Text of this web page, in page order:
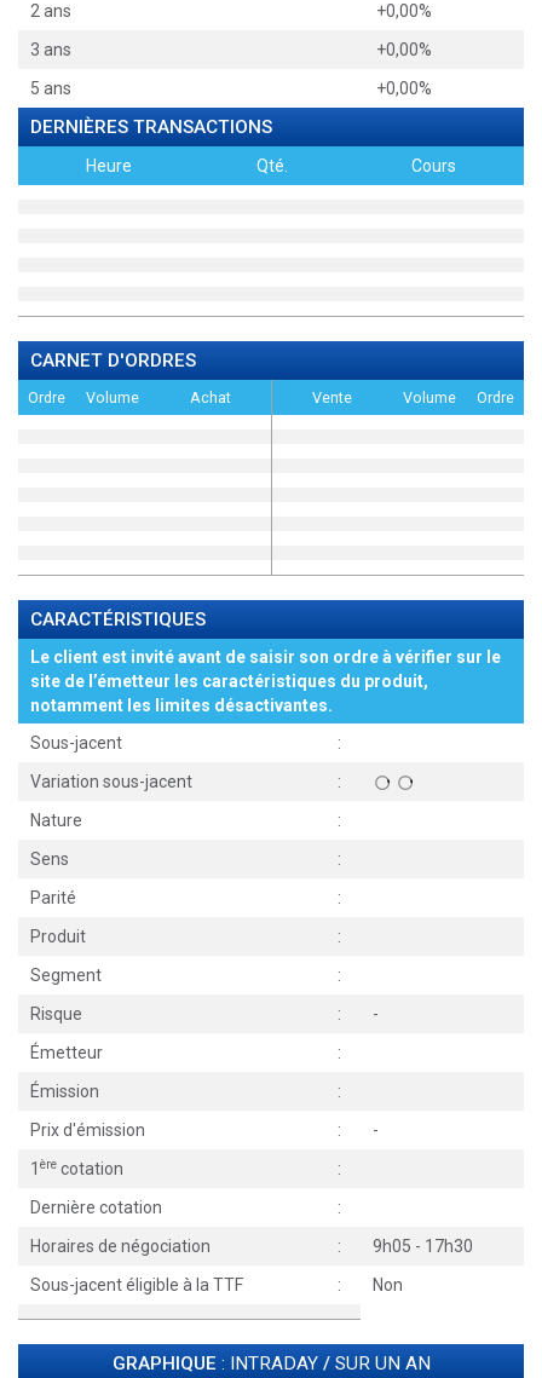
2 ans
+0,00%
3 ans
+0,00%
5 ans
+0,00%
DERNIÈRES TRANSACTIONS
Heure Qté. Cours
CARNET D'ORDRES
Ordre Volume Achat Vente Volume Ordre
CARACTÉRISTIQUES
Le client est invité avant de saisir son ordre à vérifier sur le
site de l’émetteur les caractéristiques du produit,
notamment les limites désactivantes.
Sous-jacent
:
Variation sous-jacent
:
Nature
:
Sens
:
Parité
:
Produit
:
Segment
:
Risque
:
-
Émetteur
:
Émission
:
Prix d'émission
:
-
1 ère cotation
:
Dernière cotation
:
Horaires de négociation
:
9h05 - 17h30
Sous-jacent éligible à la TTF
: Non
GRAPHIQUE : INTRADAY/ SUR UN AN